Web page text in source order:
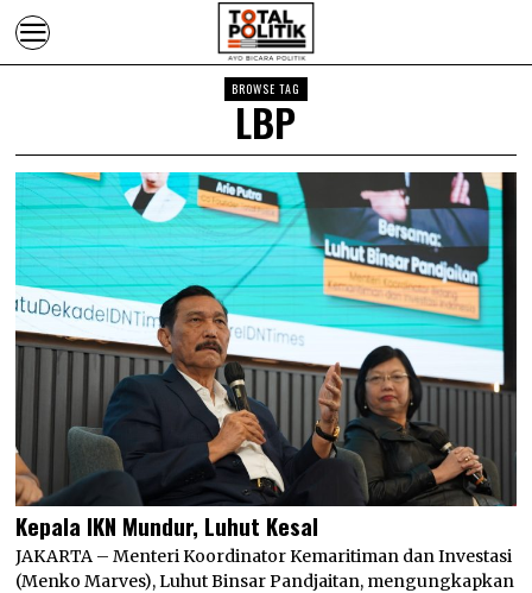
BROWSE TAG
LBP
Kepala IKN Mundur, Luhut Kesal
JAKARTA – Menteri Koordinator Kemaritiman dan Investasi
(Menko Marves), Luhut Binsar Pandjaitan, mengungkapkan